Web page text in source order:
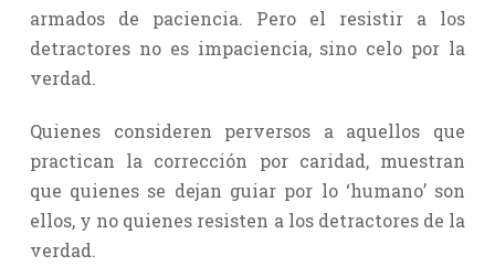
armados de paciencia. Pero el resistir a los
detractores no es impaciencia, sino celo por la
verdad.
Quienes consideren perversos a aquellos que
practican la corrección por caridad, muestran
que quienes se dejan guiar por lo ‘humano’ son
ellos, y no quienes resisten a los detractores de la
verdad.